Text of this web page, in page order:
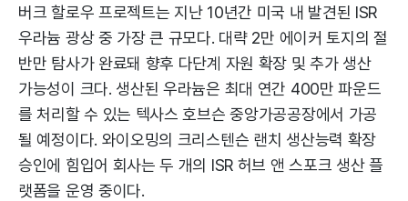
버크 할로우 프로젝트는 지난 10년간 미국 내 발견된 ISR
우라늄 광상 중 가장 큰 규모다. 대략 2만 에이커 토지의 절
반만 탐사가 완료돼 향후 다단계 자원 확장 및 추가 생산
가능성이 크다. 생산된 우라늄은 최대 연간 400만 파운드
를 처리할 수 있는 텍사스 호브슨 중앙가공공장에서 가공
될 예정이다. 와이오밍의 크리스텐슨 랜치 생산능력 확장
승인에 힘입어 회사는 두 개의 ISR 허브 앤 스포크 생산 플
랫폼을 운영 중이다.